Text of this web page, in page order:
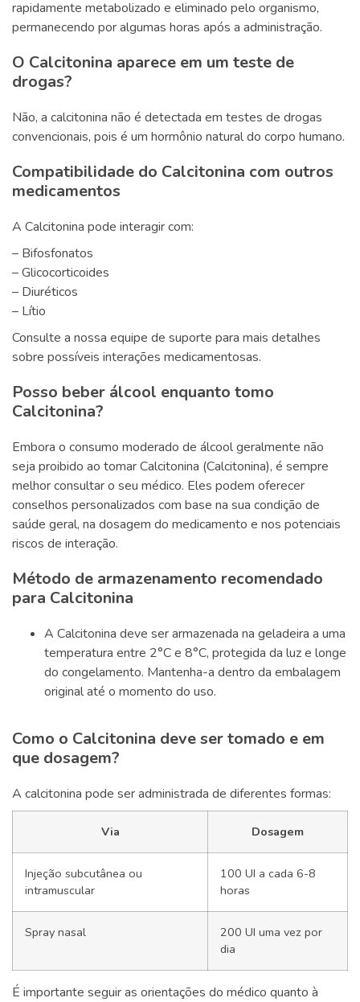
rapidamente metabolizado e eliminado pelo organismo,
permanecendo por algumas horas após a administração.
O Calcitonina aparece em um teste de
drogas?
Não, a calcitonina não é detectada em testes de drogas
convencionais, pois é um hormônio natural do corpo humano.
Compatibilidade do Calcitonina com outros
medicamentos
A Calcitonina pode interagir com:
– Bifosfonatos
– Glicocorticoides
– Diuréticos
– Lítio
Consulte a nossa equipe de suporte para mais detalhes
sobre possíveis interações medicamentosas.
Posso beber álcool enquanto tomo
Calcitonina?
Embora o consumo moderado de álcool geralmente não
seja proibido ao tomar Calcitonina (Calcitonina), é sempre
melhor consultar o seu médico. Eles podem oferecer
conselhos personalizados com base na sua condição de
saúde geral, na dosagem do medicamento e nos potenciais
riscos de interação.
Método de armazenamento recomendado
para Calcitonina
A Calcitonina deve ser armazenada na geladeira a uma
temperatura entre 2°C e 8°C, protegida da luz e longe
do congelamento. Mantenha-a dentro da embalagem
original até o momento do uso.
Como o Calcitonina deve ser tomado e em
que dosagem?
A calcitonina pode ser administrada de diferentes formas:
Via Dosagem
Injeção subcutânea ou
intramuscular
100 UI a cada 6-8
horas
Spray nasal
200 UI uma vez por
dia
É importante seguir as orientações do médico quanto à